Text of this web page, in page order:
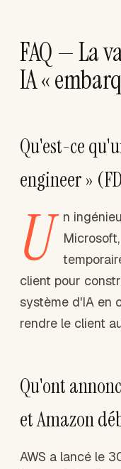
FAQ — La
IA «
Qu'est-ce
engineer »
U
n
client pour
système d'IA en
rendre le client
Qu'ont
et Amazon
AWS a lancé le